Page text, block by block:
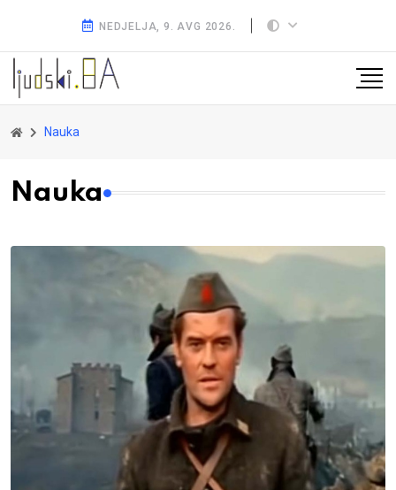
NEDJELJA, 9. AVG 2026.
Nauka
Nauka